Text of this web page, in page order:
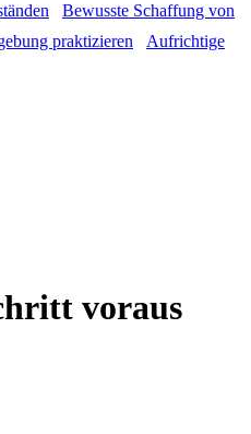
Bewuss­te Schaf­fung von
Auf­rich­ti­ge
voraus